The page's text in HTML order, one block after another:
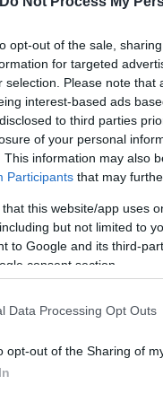
opt-out of the sale,
for targeted
selection. Please note
interest-based ads
to third parties
of your personal
This information may also
Participants that may
that this website/app uses
but not limited to
to Google and its third-
consent section.
Data Processing Opt Outs
opt-out of the Sharing of
τα οχήματά τους
6,9
στην
με περισσότερες